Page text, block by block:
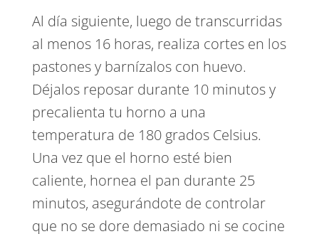
Al día siguiente, luego de transcurridas
al menos 16 horas, realiza cortes en los
pastones y barnízalos con huevo.
Déjalos reposar durante 10 minutos y
precalienta tu horno a una
temperatura de 180 grados Celsius.
Una vez que el horno esté bien
caliente, hornea el pan durante 25
minutos, asegurándote de controlar
que no se dore demasiado ni se cocine